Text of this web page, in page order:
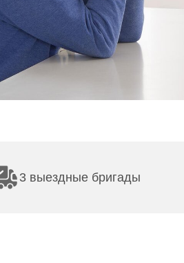
3 выездные бригады